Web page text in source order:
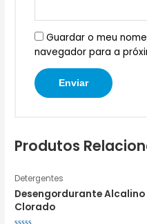
Guardar o meu
navegador para a
Produtos
Detergentes
Desengordurante Alcalino
Clorado